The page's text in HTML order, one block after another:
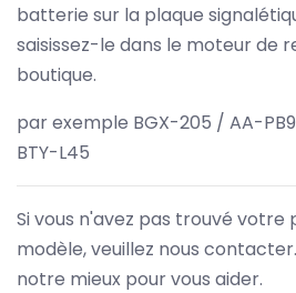
batterie sur la plaque
saisissez-le dans le moteur de
boutique.
par exemple BGX-205 / AA-
BTY-L45
Si vous n'avez pas trouvé votre
modèle, veuillez nous
notre mieux pour vous aider.